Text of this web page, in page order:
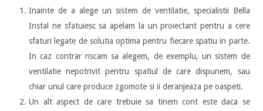
Inainte de a alege un sistem de ventilatie, specialistii Bella
Instal ne sfatuiesc sa apelam la un proiectant pentru a cere
sfaturi legate de solutia optima pentru fiecare spatiu in parte.
In caz contrar riscam sa alegem, de exemplu, un sistem de
ventilatie nepotrivit pentru spatiul de care dispunem, sau
chiar unul care produce zgomote si ii deranjeaza pe oaspeti.
Un alt aspect de care trebuie sa tinem cont este daca se